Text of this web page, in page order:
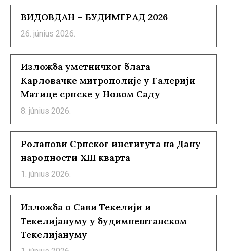
ВИДОВДАН – БУДИМГРАД 2026
26. június 2026.
Изложба уметничког блага
Карловачке митрополије у Галерији
Матице српске у Новом Саду
8. június 2026.
Ролапови Српског института на Дану
народности XIII кварта
1. június 2026.
Изложба о Сави Текелији и
Текелијануму у будимпештанском
Текелијануму